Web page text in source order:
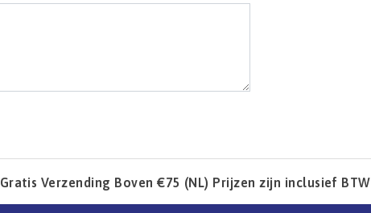
Gratis Verzending Boven €75 (NL) Prijzen zijn inclusief BTW